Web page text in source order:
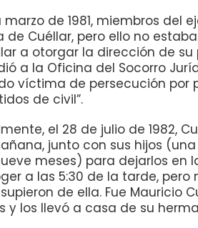
marzo de 1981, miembros del
de Cuéllar, pero ello no
a otorgar la dirección de su
a la Oficina del Socorro
víctima de persecución por
de civil”.
el 28 de julio de 1982,
junto con sus hijos
meses) para dejarlos en
a las 5:30 de la tarde, pero
de ella. Fue Mauricio
y los llevó a casa de su